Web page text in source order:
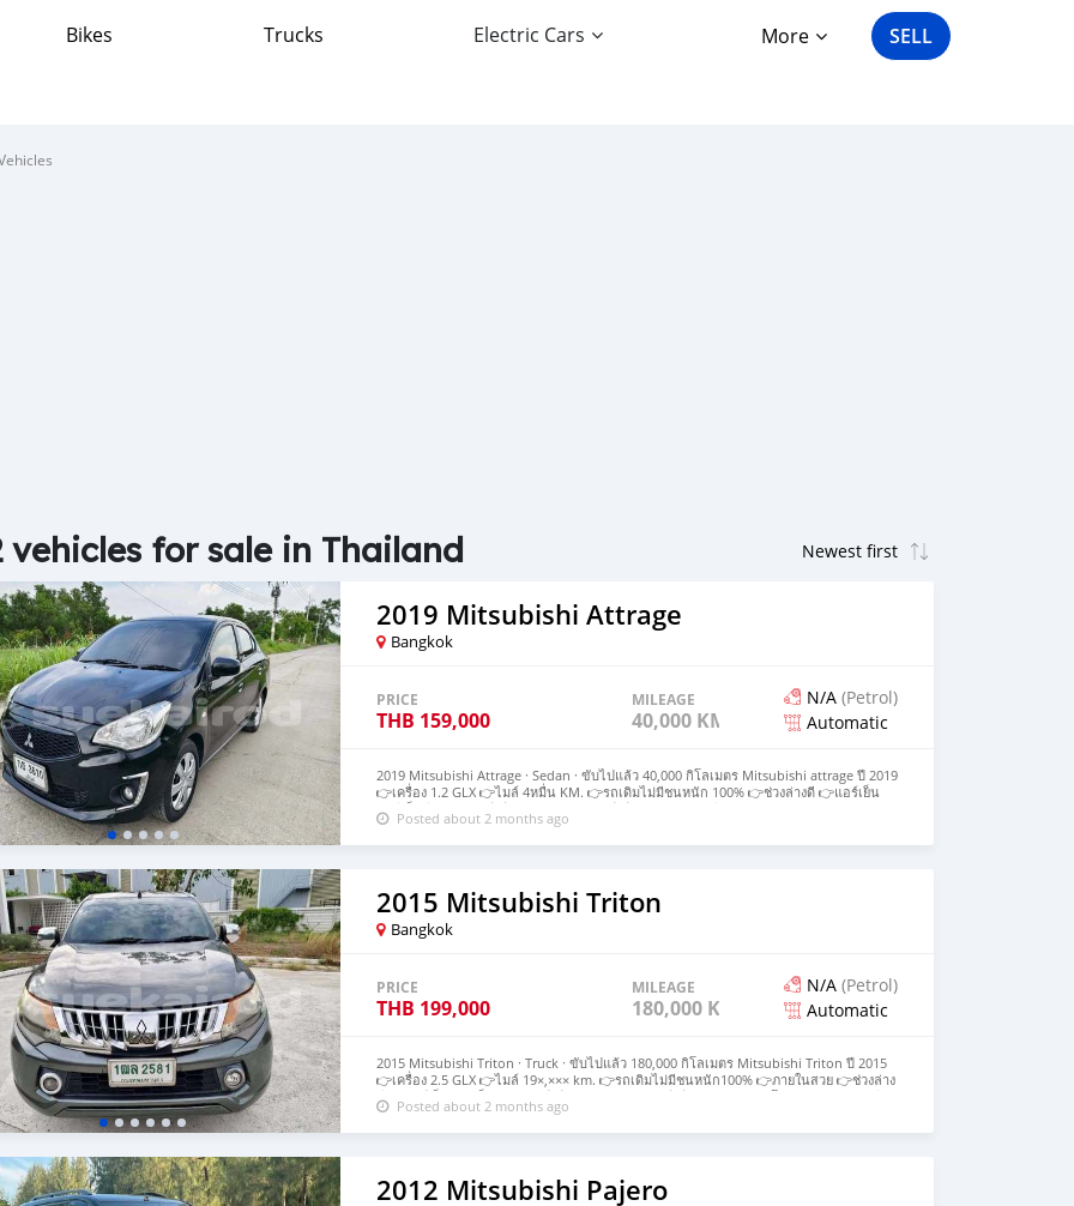
Bikes Trucks Electric Cars More SELL
vehicles for sale in Thailand
2019 Mitsubishi Attrage
Bangkok
PRICE
THB 159,000
MILEAGE
40,000 KM
N/A (Petrol)
Automatic
2019 Mitsubishi Attrage · Sedan · ขับไปแล้ว 40,000 กิโลเมตร Mitsubishi attrage ปี 2019
👉เครื่อง 1.2 GLX 👉ไมล์ 4หมื่น KM. 👉รถเดิมไม่มีชนหนัก 100% 👉ช่วงล่างดี 👉แอร์เย็น
👉สีเก็บสีนิดหน่อย 💥💥ราคา 159,000 บ.💥💥 รถอยู่ปทุมธานี คลองหลวง คลอง 4
โทร0981390321ก้อยค่ะ Voir moins Voir la traduction
Posted about 2 months ago
2015 Mitsubishi Triton
Bangkok
PRICE
THB 199,000
MILEAGE
180,000 KM
N/A (Petrol)
Automatic
2015 Mitsubishi Triton · Truck · ขับไปแล้ว 180,000 กิโลเมตร Mitsubishi Triton ปี 2015
👉เครื่อง 2.5 GLX 👉ไมล์ 19×,××× km. 👉รถเดิมไม่มีชนหนัก100% 👉ภายในสวย 👉ช่วงล่าง
ดี 👉แอร์เย็น 👉แม็กขอบ 18 💥💥ราคา 199,000 บ.💥💥 เอกสารพร้อมโอน รถอยู่ปทุมธานี
คลองหลวง คลอง 4 โทร0981390321ก้อยค่ะ Voir moins
Posted about 2 months ago
2012 Mitsubishi Pajero